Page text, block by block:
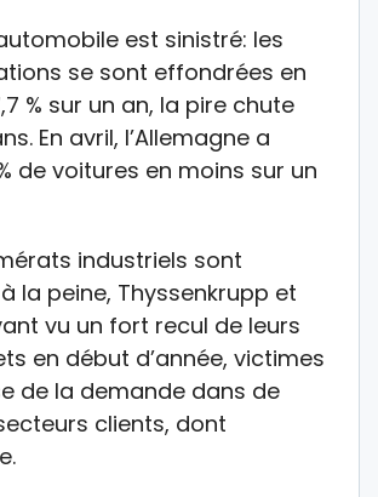
est sinistré: les
se sont effondrées en
% sur un an, la pire chute
En avril, l’Allemagne a
de voitures en moins sur un
industriels sont
la peine, Thyssenkrupp et
vu un fort recul de leurs
en début d’année, victimes
de la demande dans de
clients, dont